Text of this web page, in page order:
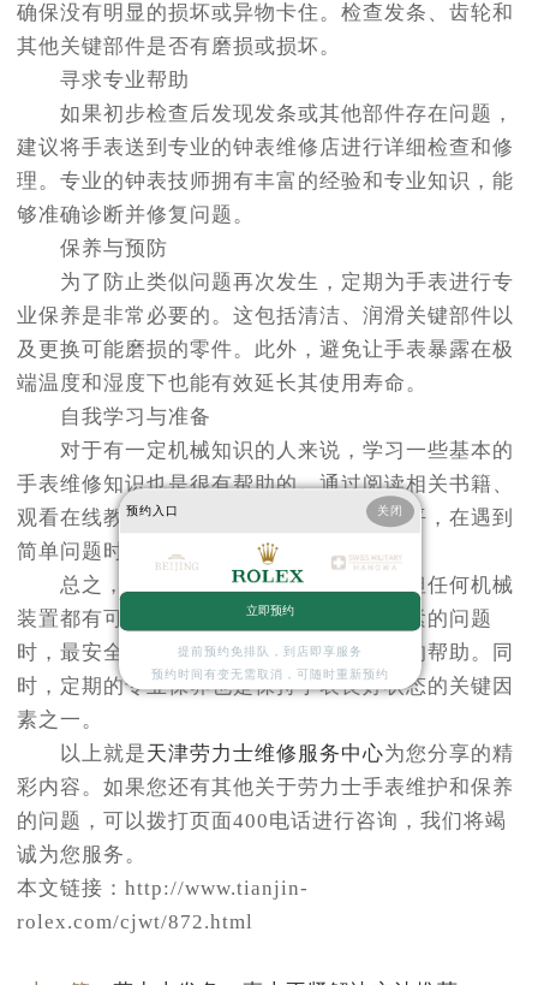
确保没有明显的损坏或异物卡住。检查发条、齿轮和
其他关键部件是否有磨损或损坏。
寻求专业帮助
如果初步检查后发现发条或其他部件存在问题，
建议将手表送到专业的钟表维修店进行详细检查和修
理。专业的钟表技师拥有丰富的经验和专业知识，能
够准确诊断并修复问题。
保养与预防
为了防止类似问题再次发生，定期为手表进行专
业保养是非常必要的。这包括清洁、润滑关键部件以
及更换可能磨损的零件。此外，避免让手表暴露在极
端温度和湿度下也能有效延长其使用寿命。
自我学习与准备
对于有一定机械知识的人来说，学习一些基本的
手表维修知识也是很有帮助的。通过阅读相关书籍、
观看在线教程等途径来提高自己的技能水平，在遇到
简单问题时可以自行解决。
总之，劳力士手表虽然以精准著称，但任何机械
装置都有可能出现故障。当遇到发条上不紧的问题
时，最安全和可靠的方法是寻求专业人士的帮助。同
时，定期的专业保养也是保持手表良好状态的关键因
素之一。
以上就是天津劳力士维修服务中心为您分享的精
彩内容。如果您还有其他关于劳力士手表维护和保养
的问题，可以拨打页面400电话进行咨询，我们将竭
诚为您服务。
本文链接：http://www.tianjin-
rolex.com/cjwt/872.html
预约入口 关闭
立即预约
提前预约免排队，到店即享服务
预约时间有变无需取消，可随时重新预约